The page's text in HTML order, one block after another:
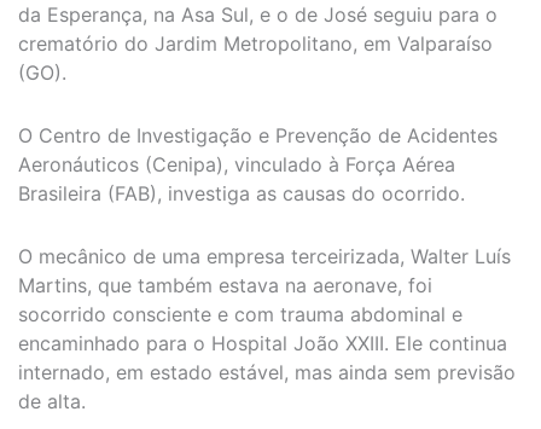
da Esperança, na Asa Sul, e o de José seguiu para o
crematório do Jardim Metropolitano, em Valparaíso
(GO).
O Centro de Investigação e Prevenção de Acidentes
Aeronáuticos (Cenipa), vinculado à Força Aérea
Brasileira (FAB), investiga as causas do ocorrido.
O mecânico de uma empresa terceirizada, Walter Luís
Martins, que também estava na aeronave, foi
socorrido consciente e com trauma abdominal e
encaminhado para o Hospital João XXIII. Ele continua
internado, em estado estável, mas ainda sem previsão
de alta.